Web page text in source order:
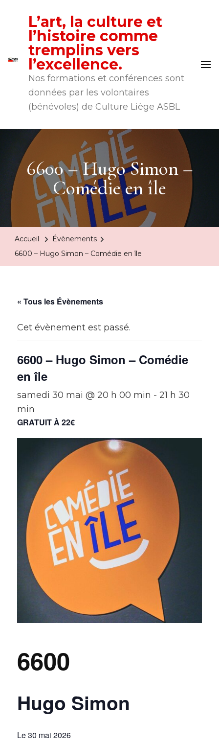
L’art, la culture et
l’histoire comme
tremplins vers
l’excellence.
Nos formations et conférences sont
données par les volontaires
(bénévoles) de Culture Liège ASBL
6600 – Hugo Simon –
Comédie en île
Accueil
Évènements
6600 – Hugo Simon – Comédie en île
« Tous les Évènements
Cet évènement est passé.
6600 – Hugo Simon – Comédie
en île
samedi 30 mai @ 20 h 00 min - 21 h 30
min
GRATUIT À 22€
6600
Hugo Simon
Le 30 mai 2026